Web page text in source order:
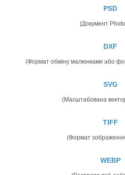
PSD
(Документ
DXF
(Формат обміну малюнками або
SVG
(Масштабована
TIFF
(Формат
WEBP